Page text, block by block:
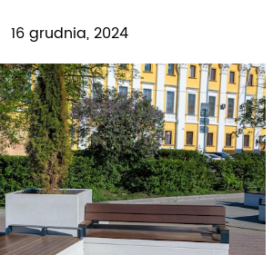
16 grudnia, 2024